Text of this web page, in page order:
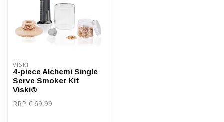
VISKI
4-piece Alchemi Single
Serve Smoker Kit
Viski®
RRP € 69,99